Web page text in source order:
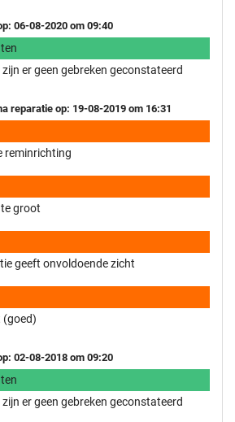
06-08-2020 om 09:40
er geen gebreken geconstateerd
reparatie op: 19-08-2019 om 16:31
reminrichting
groot
geeft onvoldoende zicht
(goed)
02-08-2018 om 09:20
er geen gebreken geconstateerd